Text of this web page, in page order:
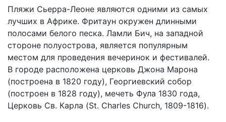
Пляжи Сьерра-Леоне являются одними из самых
лучших в Африке. Фритаун окружен длинными
полосами белого песка. Ламли Бич, на западной
стороне полуострова, является популярным
местом для проведения вечеринок и фестивалей.
В городе расположена церковь Джона Марона
(построена в 1820 году), Георгиевский собор
(построен в 1828 году), мечеть Фула 1830 года,
Церковь Св. Карла (St. Charles Church, 1809-1816).